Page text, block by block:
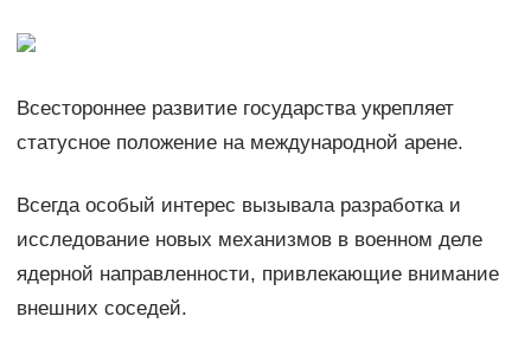
Всестороннее развитие государства укрепляет
статусное положение на международной арене.
Всегда особый интерес вызывала разработка и
исследование новых механизмов в военном деле
ядерной направленности, привлекающие внимание
внешних соседей.